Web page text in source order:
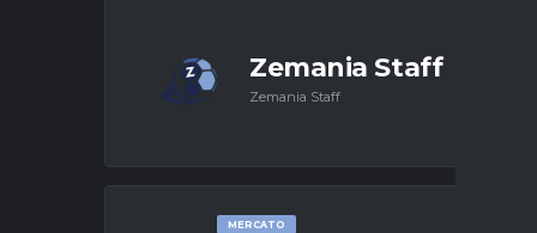
Zemania Staff
Zemania Staff
MERCATO